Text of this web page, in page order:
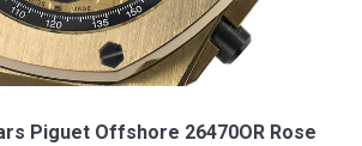
Piguet Offshore 26470OR Rose